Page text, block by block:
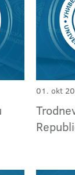
01. okt